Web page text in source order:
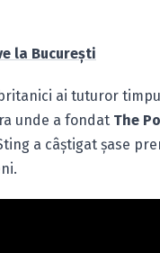
la Bucureşti
ai tuturor
unde a fondat The
a câştigat şase